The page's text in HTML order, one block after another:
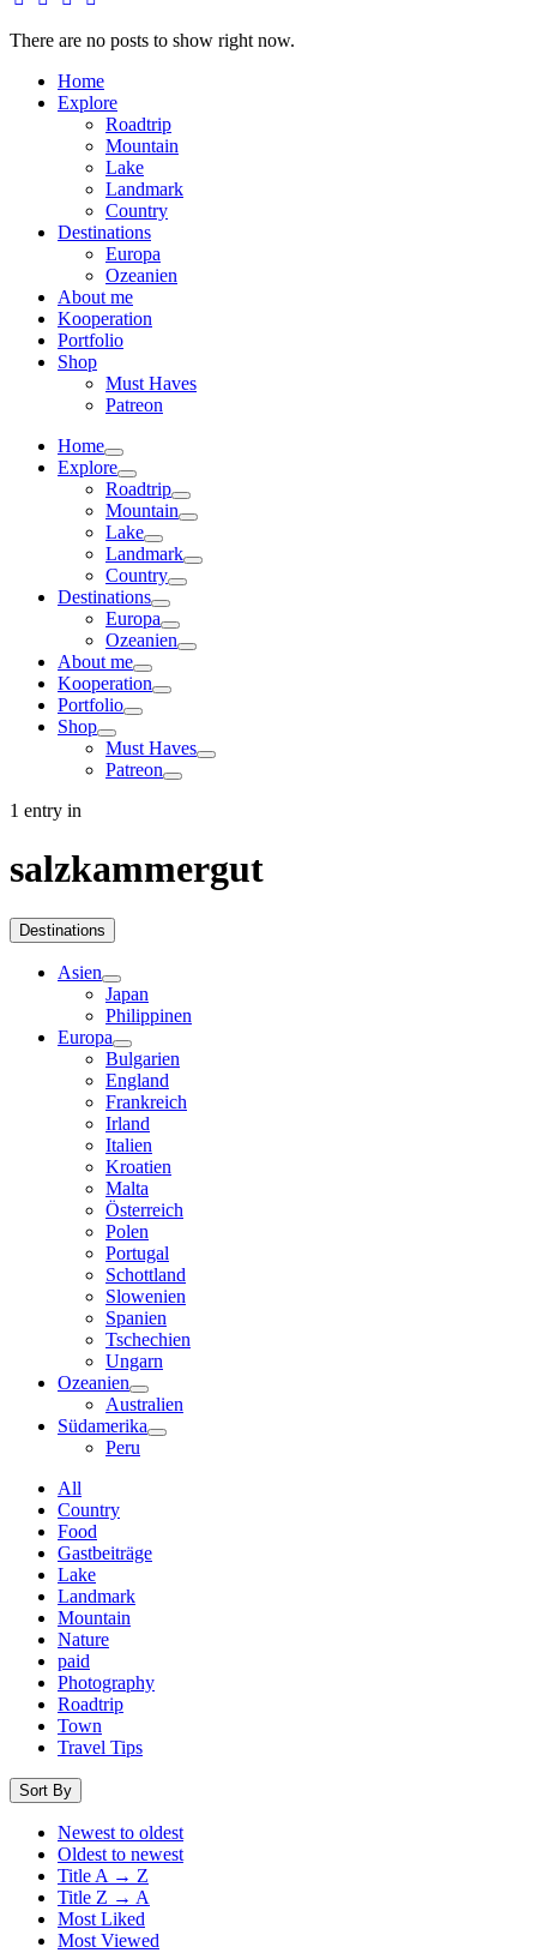
There are no posts to show right now.
Home
Explore
Roadtrip
Mountain
Lake
Landmark
Country
Destinations
Europa
Ozeanien
About me
Kooperation
Portfolio
Shop
Must Haves
Patreon
Home
Explore
Roadtrip
Mountain
Lake
Landmark
Country
Destinations
Europa
Ozeanien
About me
Kooperation
Portfolio
Shop
Must Haves
Patreon
1 entry in
salzkammergut
Destinations
Asien
Japan
Philippinen
Europa
Bulgarien
England
Frankreich
Irland
Italien
Kroatien
Malta
Österreich
Polen
Portugal
Schottland
Slowenien
Spanien
Tschechien
Ungarn
Ozeanien
Australien
Südamerika
Peru
All
Country
Food
Gastbeiträge
Lake
Landmark
Mountain
Nature
paid
Photography
Roadtrip
Town
Travel Tips
Sort By
Newest to oldest
Oldest to newest
Title A → Z
Title Z → A
Most Liked
Most Viewed